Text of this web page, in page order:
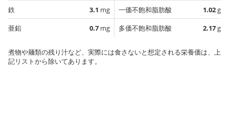
鉄
3.1 mg
亜鉛
0.7 mg
一価不飽和脂肪酸
1.02g
多価不飽和脂肪酸
2.17g
煮物や麺類の残り汁など、実際には食さないと想定される栄養価は、上
記リストから除いてあります。